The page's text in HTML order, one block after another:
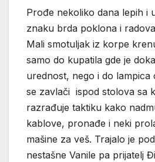
Prođe nekoliko dana lepih i
znaku brda poklona i
Mali smotuljak iz korpe
samo do kupatila gde je
urednost, nego i do lampica
se zavlači ispod stolova sa
razrađuje taktiku kako
kablove, pronađe i neki
mašine za veš. Trajalo je
nestašne Vanile pa prijatelj